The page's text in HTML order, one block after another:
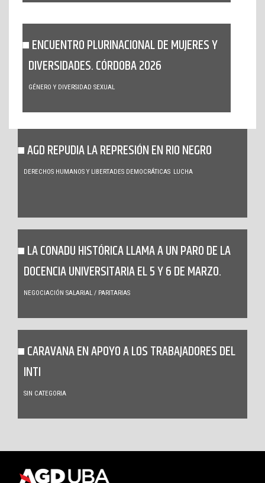
ENCUENTRO PLURINACIONAL DE MUJERES Y
DIVERSIDADES. CÓRDOBA 2026
GÉNERO Y DIVERSIDAD SEXUAL
AGD REPUDIA LA REPRESIÓN EN RIO NEGRO
DERECHOS HUMANOS Y LIBERTADES DEMOCRÁTICAS LUCHA
LA CONADU HISTÓRICA LLAMA A UN PARO DE LA
DOCENCIA UNIVERSITARIA EL 5 Y 6 DE MARZO.
NEGOCIACIÓN SALARIAL / PARITARIAS
CARAVANA EN APOYO A LOS TRABAJADORES DEL
INTI
SIN CATEGORIA